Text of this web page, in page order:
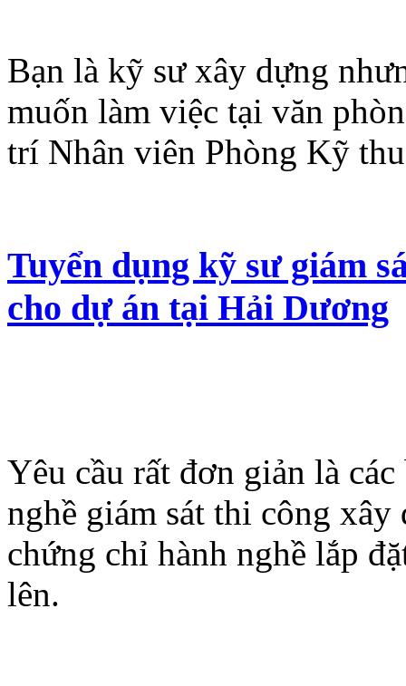
Bạn là kỹ sư xây dựng
muốn làm việc tại văn
trí Nhân viên Phòng Kỹ
Tuyển dụng kỹ sư giám
cho dự án tại Hải Dương
Yêu cầu rất đơn giản là
nghề giám sát thi công
chứng chỉ hành nghề lắp
lên.